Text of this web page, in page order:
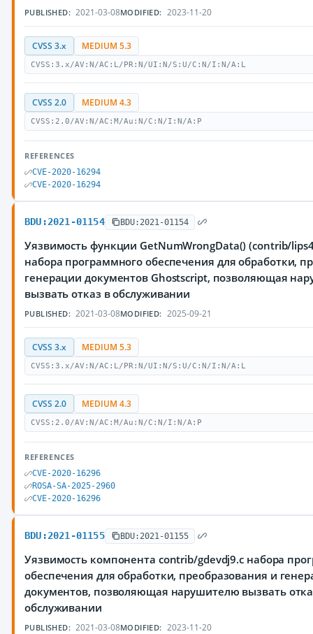
PUBLISHED: 2021-03-08MODIFIED: 2023-11-20
CVSS 3.x MEDIUM 5.3
CVSS:3.x/AV:N/AC:L/PR:N/UI:N/S:U/C:N/I:N/A:L
CVSS 2.0 MEDIUM 4.3
CVSS:2.0/AV:N/AC:M/Au:N/C:N/I:N/A:P
REFERENCES
CVE-2020-16294
CVE-2020-16294
BDU:2021-01154 BDU:2021-01154
Уязвимость функции GetNumWrongData() (contrib/
набора программного обеспечения для обработки,
генерации документов Ghostscript, позволяющая
вызвать отказ в обслуживании
PUBLISHED: 2021-03-08MODIFIED: 2025-09-21
CVSS 3.x MEDIUM 5.3
CVSS:3.x/AV:N/AC:L/PR:N/UI:N/S:U/C:N/I:N/A:L
CVSS 2.0 MEDIUM 4.3
CVSS:2.0/AV:N/AC:M/Au:N/C:N/I:N/A:P
REFERENCES
CVE-2020-16296
ROSA-SA-2025-2960
CVE-2020-16296
BDU:2021-01155 BDU:2021-01155
Уязвимость компонента contrib/gdevdj9.c набора
обеспечения для обработки, преобразования и
документов, позволяющая нарушителю вызвать
обслуживании
PUBLISHED: 2021-03-08MODIFIED: 2023-11-20